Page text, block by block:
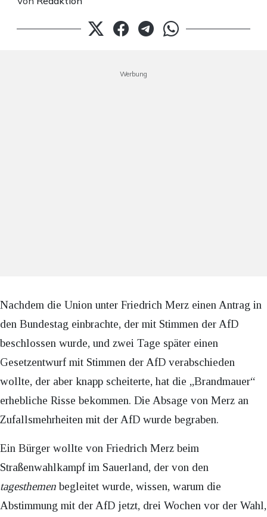
Werbung
Nachdem die Union unter Friedrich Merz einen Antrag in
den Bundestag einbrachte, der mit Stimmen der AfD
beschlossen wurde, und zwei Tage später einen
Gesetzentwurf mit Stimmen der AfD verabschieden
wollte, der aber knapp scheiterte, hat die „Brandmauer“
erhebliche Risse bekommen. Die Absage von Merz an
Zufallsmehrheiten mit der AfD wurde begraben.
Ein Bürger wollte von Friedrich Merz beim
Straßenwahlkampf im Sauerland, der von den
tagesthemenbegleitet wurde, wissen, warum die
Abstimmung mit der AfD jetzt, drei Wochen vor der Wahl,